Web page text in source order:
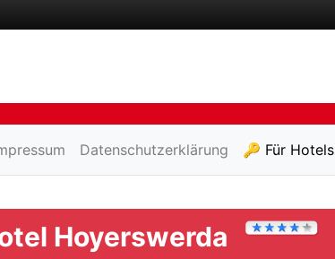
Datenschutzerklärung 🔑 Für Hotels
Hoyerswerda